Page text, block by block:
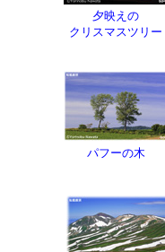
夕映えの
クリスマスツリー
パフーの木